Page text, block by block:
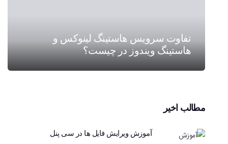
تفاوت سرویس هاستینگ لینوکس و
هاستینگ ویندوز در چیست؟
مطالب اخیر
آموزش ویرایش فایل ها در سی پنل